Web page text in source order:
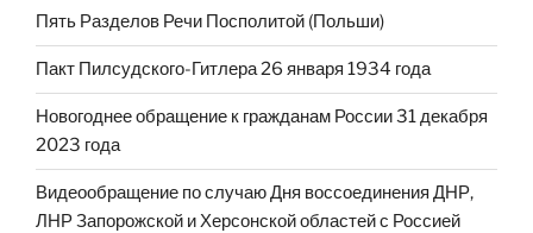
Пять Разделов Речи Посполитой (Польши)
Пакт Пилсудского-Гитлера 26 января 1934 года
Новогоднее обращение к гражданам России 31 декабря
2023 года
Видеообращение по случаю Дня воссоединения ДНР,
ЛНР Запорожской и Херсонской областей с Россией